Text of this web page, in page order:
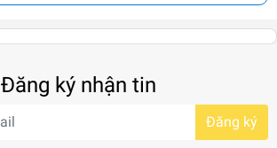
Đăng ký nhận tin
Đăng ký